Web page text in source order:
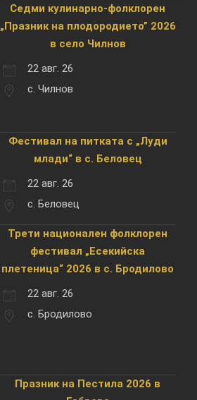
Седми кулинарно-фолклорен
„Празник на плодородието” 2026
в село Чилнов
22 авг. 26
с. Чилнов
Фестивал на питката с „Луди
млади“ в с. Беловец
22 авг. 26
с. Беловец
Трети национален фолклорен
фестивал „Есекийска
плетеница“ 2026 в с. Бродилово
22 авг. 26
с. Бродилово
Празник на Пестила 2026 в